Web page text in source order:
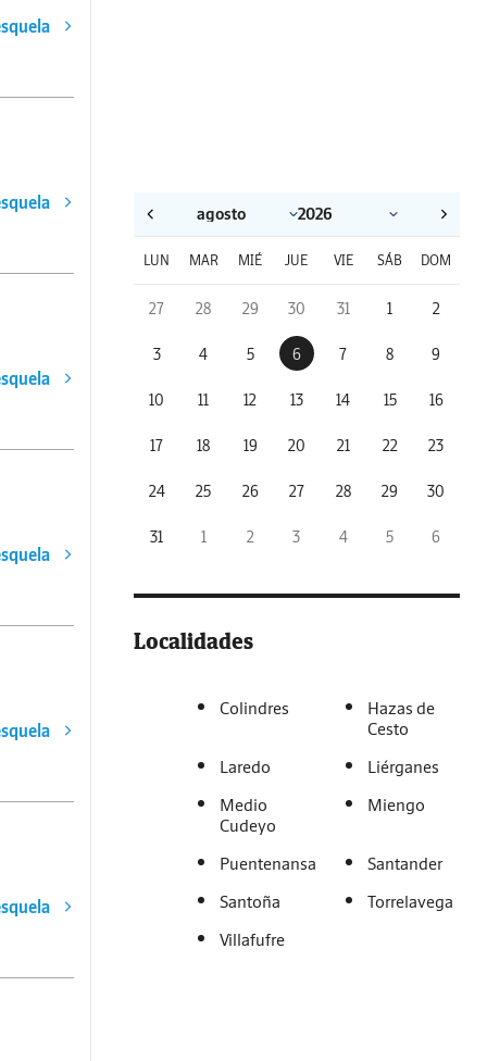
LUN MAR MIÉ JUE VIE SÁB DOM
27 28 29 30 31 1 2
3 4 5 6 7 8 9
10 11 12 13 14 15 16
17 18 19 20 21 22 23
24 25 26 27 28 29 30
31 1 2 3 4 5 6
Localidades
Colindres
Hazas de
Cesto
Laredo
Liérganes
Medio
Cudeyo
Miengo
Puentenansa
Santander
Santoña
Torrelavega
Villafufre